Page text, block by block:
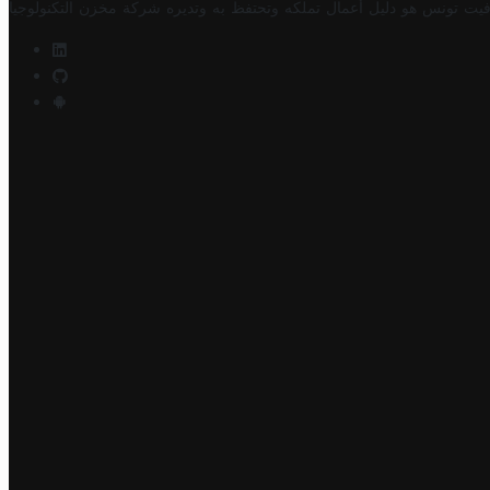
تونس هو دليل أعمال تملكه وتحتفظ به وتديره شركة مخزن التكنولوجيا